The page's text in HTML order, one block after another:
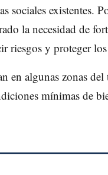
sociales existentes.
la necesidad de
riesgos y proteger
en algunas zonas
mínimas de